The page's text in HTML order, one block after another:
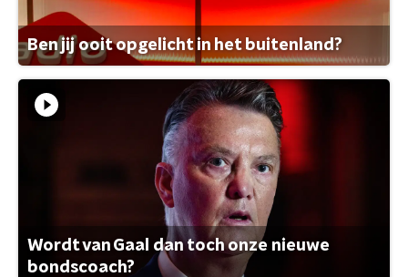
Ben jij ooit opgelicht in het buitenland?
Wordt van Gaal dan toch onze nieuwe
bondscoach?